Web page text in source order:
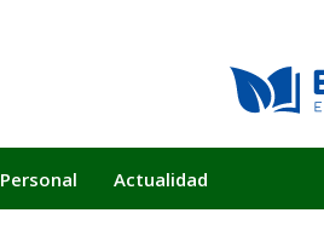
Personal Actualidad